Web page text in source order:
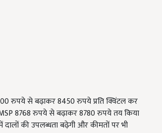
रुपये से बढ़ाकर 8450 रुपये प्रति क्विंटल कर
8768 रुपये से बढ़ाकर 8780 रुपये तय किया
की उपलब्धता बढ़ेगी और कीमतों पर भी